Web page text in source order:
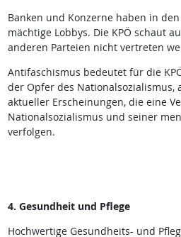
Banken und Konzerne haben in
mächtige Lobbys. Die KPÖ schaut
anderen Parteien nicht vertreten
Antifaschismus bedeutet für die
der Opfer des Nationalsozialismus,
aktueller Erscheinungen, die eine
Nationalsozialismus und seiner
verfolgen.
4. Gesundheit und Pflege
Hochwertige Gesundheits- und